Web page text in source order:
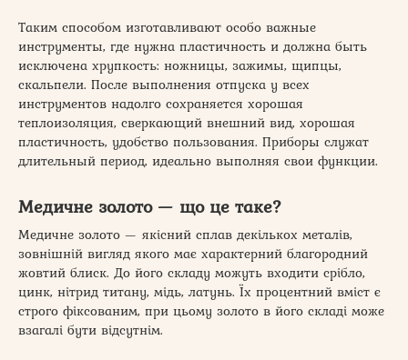
Таким способом изготавливают особо важные
инструменты, где нужна пластичность и должна быть
исключена хрупкость: ножницы, зажимы, щипцы,
скальпели. После выполнения отпуска у всех
инструментов надолго сохраняется хорошая
теплоизоляция, сверкающий внешний вид, хорошая
пластичность, удобство пользования. Приборы служат
длительный период, идеально выполняя свои функции.
Медичне золото — що це таке?
Медичне золото — якісний сплав декількох металів,
зовнішній вигляд якого має характерний благородний
жовтий блиск. До його складу можуть входити срібло,
цинк, нітрид титану, мідь, латунь. Їх процентний вміст є
строго фіксованим, при цьому золото в його складі може
взагалі бути відсутнім.